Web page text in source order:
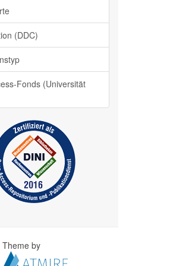
(DDC)
Fonds (Universität
Theme by